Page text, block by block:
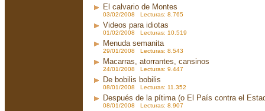
El calvario de Montes
03/02/2008 Lecturas: 8.765
Videos para idiotas
01/02/2008 Lecturas: 10.519
Menuda semanita
29/01/2008 Lecturas: 8.543
Macarras, atorrantes, cansinos
24/01/2008 Lecturas: 9.447
De bobilis bobilis
08/01/2008 Lecturas: 11.352
Después de la pítima (o El País contra el
08/01/2008 Lecturas: 8.907